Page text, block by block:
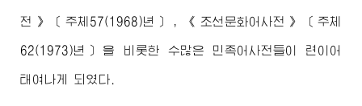
전》〔주체57(1968)년〕, 《조선문화어사전》〔주체
62(1973)년〕을 비롯한 수많은 민족어사전들이 련이어
태여나게 되였다.